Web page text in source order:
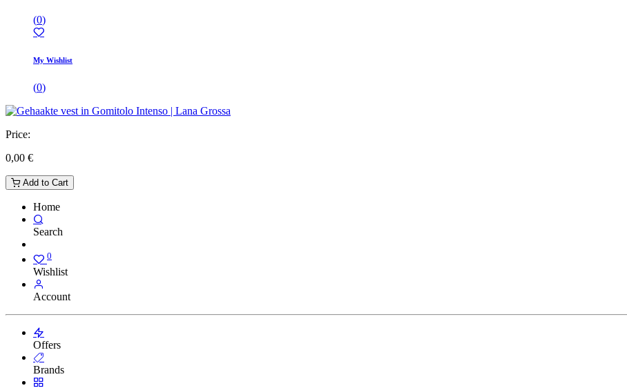
(0)
My Wishlist
(0)
Price:
0,00 €
Add to Cart
Home
Search
0
Wishlist
Account
Offers
Brands